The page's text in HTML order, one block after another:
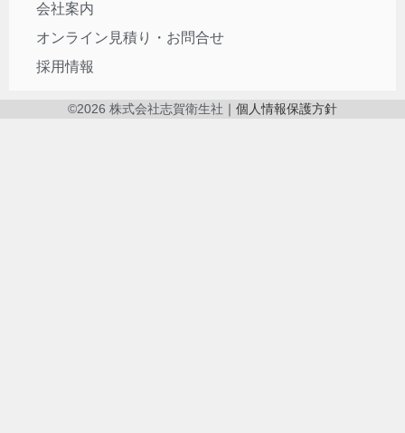
会社案内
オンライン見積り・お問合せ
採用情報
©2026 株式会社志賀衛生社 ｜個人情報保護方針